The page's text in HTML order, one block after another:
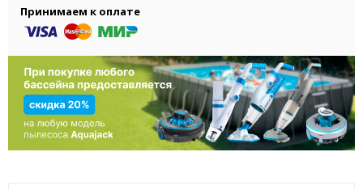
Принимаем к оплате